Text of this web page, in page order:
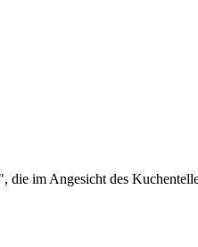
die im Angesicht des